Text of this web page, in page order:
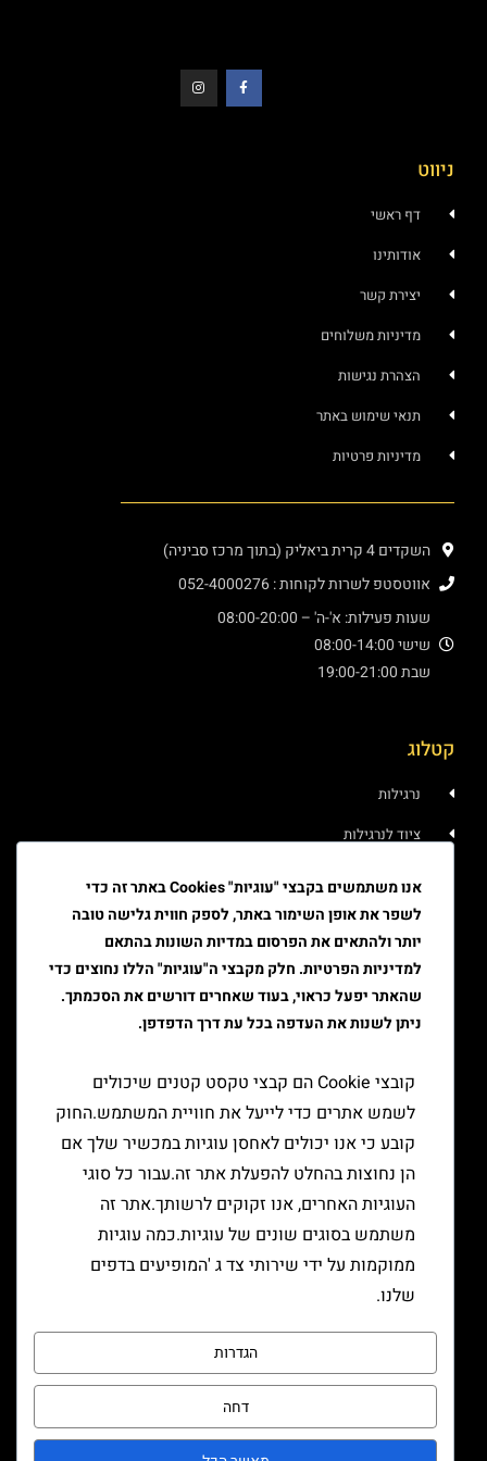
ניווט
דף ראשי
אודותינו
יצירת קשר
מדיניות משלוחים
הצהרת נגישות
תנאי שימוש באתר
מדיניות פרטיות
השקדים 4 קרית ביאליק (בתוך מרכז סביניה)
אווטסטפ לשרות לקוחות : 052-4000276
שעות פעילות: א'-ה' – 08:00-20:00
שישי 08:00-14:00
שבת 19:00-21:00
קטלוג
נרגילות
ציוד לנרגילות
טבק
ציוד למעשן
יצירת קשר
שליחה
אנו משתמשים בקבצי "עוגיות" Cookies באתר זה כדי
לשפר את אופן השימור באתר, לספק חווית גלישה טובה
יותר ולהתאים את הפרסום במדיות השונות בהתאם
למדיניות הפרטיות. חלק מקבצי ה"עוגיות" הללו נחוצים כדי
שהאתר יפעל כראוי, בעוד שאחרים דורשים את הסכמתך.
ניתן לשנות את העדפה בכל עת דרך הדפדפן.
קובצי Cookie הם קבצי טקסט קטנים שיכולים
לשמש אתרים כדי לייעל את חוויית המשתמש.החוק
קובע כי אנו יכולים לאחסן עוגיות במכשיר שלך אם
הן נחוצות בהחלט להפעלת אתר זה.עבור כל סוגי
העוגיות האחרים, אנו זקוקים לרשותך.אתר זה
משתמש בסוגים שונים של עוגיות.כמה עוגיות
ממוקמות על ידי שירותי צד ג 'המופיעים בדפים
שלנו.
הגדרות
דחה